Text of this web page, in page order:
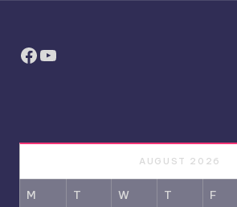
Facebook
YouTube
AUGUST 2026
M T W T F